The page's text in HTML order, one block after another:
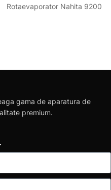
Rotaevaporator Nahita 9200
gama de aparatura de
premium.